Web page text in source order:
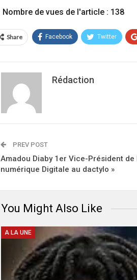
Nombre de vues de l'article : 138
Share Facebook Twitter
Rédaction
PREV POST
Amadou Diaby 1er Vice-Président
numérique Digitale au dactylo »
You Might Also Like
A LA UNE